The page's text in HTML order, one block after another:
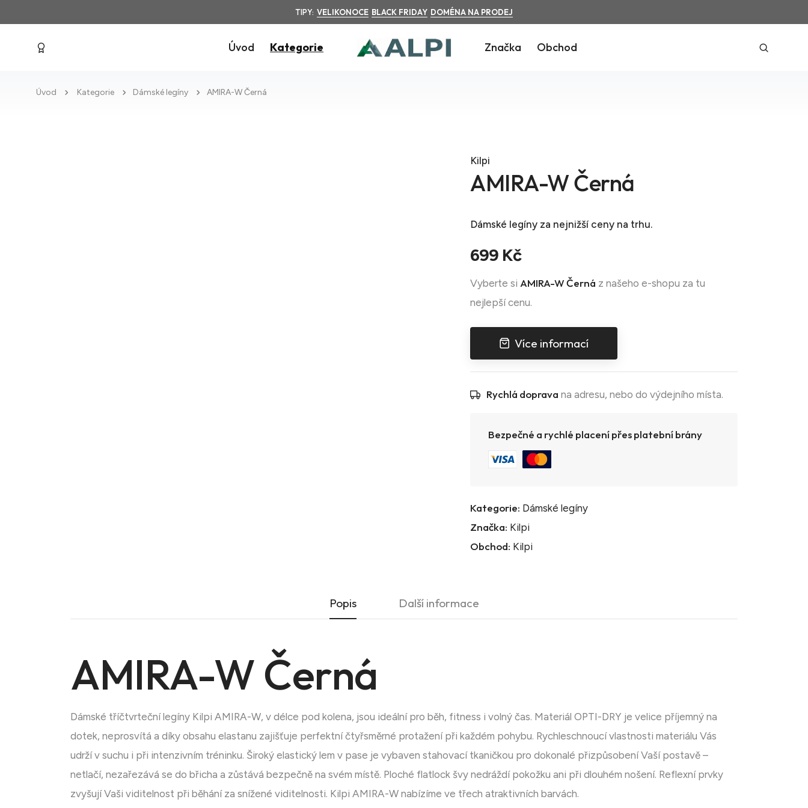
TIPY: VELIKONOCE BLACK FRIDAY DOMÉNA NA PRODEJ
Úvod Kategorie Značka Obchod
Úvod Kategorie Dámské legíny AMIRA-W Černá
Kilpi
AMIRA-W Černá
Dámské legíny za nejnižší ceny na trhu.
699 Kč
Vyberte si AMIRA-W Černá z našeho e-shopu za tu
nejlepší cenu.
Více informací
Rychlá doprava na adresu, nebo do výdejního místa.
Bezpečné a rychlé placení přes platební brány
Kategorie: Dámské legíny
Značka: Kilpi
Obchod: Kilpi
Popis Další informace
AMIRA-W Černá
Dámské tříčtvrteční legíny Kilpi AMIRA-W, v délce pod kolena, jsou ideální pro běh, fitness i volný čas. Materiál OPTI-DRY je velice příjemný na
dotek, neprosvítá a díky obsahu elastanu zajišťuje perfektní čtyřsměrné protažení při každém pohybu. Rychleschnoucí vlastnosti materiálu Vás
udrží v suchu i při intenzivním tréninku. Široký elastický lem v pase je vybaven stahovací tkaničkou pro dokonalé přizpůsobení Vaší postavě –
netlačí, nezařezává se do břicha a zůstává bezpečně na svém místě. Ploché flatlock švy nedráždí pokožku ani při dlouhém nošení. Reflexní prvky
zvyšují Vaši viditelnost při běhání za snížené viditelnosti. Kilpi AMIRA-W nabízíme ve třech atraktivních barvách.